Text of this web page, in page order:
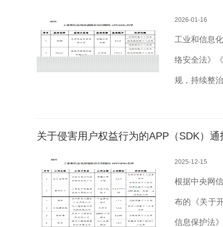
2026-01-16
工业和信息
络安全法》
规，持续整
关于侵害用户权益行为的APP（SDK）通
2025-12-15
根据中央网
布的《关于
信息保护法